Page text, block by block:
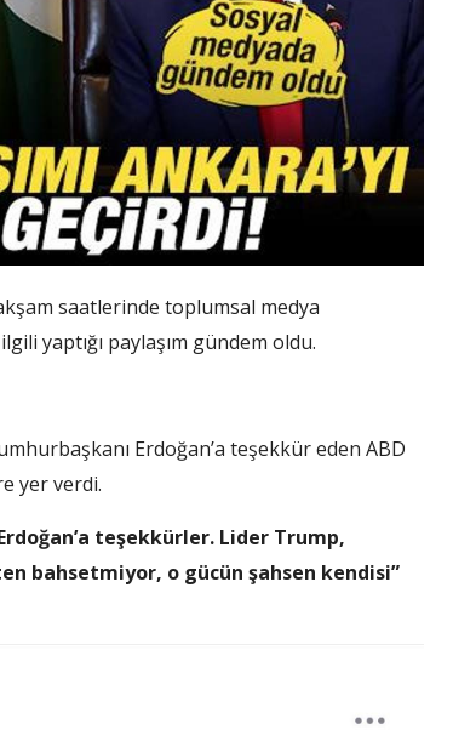
saatlerinde toplumsal medya
yaptığı paylaşım gündem oldu.
Erdoğan’a teşekkür eden ABD
yer verdi.
teşekkürler. Lider Trump,
bahsetmiyor, o gücün şahsen kendisi”